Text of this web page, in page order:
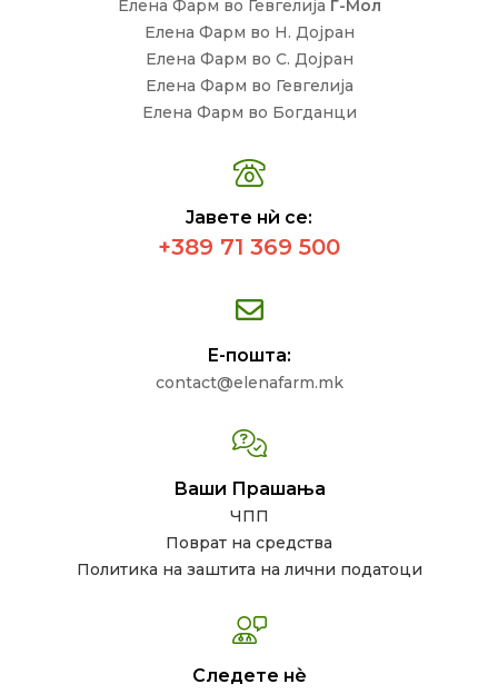
Елена Фарм во Гевгелија Г-Мол
Елена Фарм во Н. Дојран
Елена Фарм во С. Дојран
Елена Фарм во Гевгелија
Елена Фарм во Богданци
Јавете нѝ се:
+389 71 369 500
Е-пошта:
contact@elenafarm.mk
Ваши Прашања
ЧПП
Поврат на средства
Политика на заштита на лични податоци
Следете нѐ